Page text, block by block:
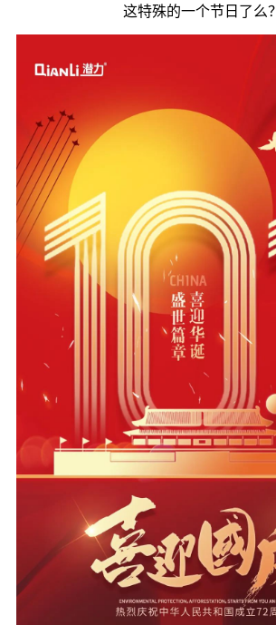
这特殊的一个节日了么？